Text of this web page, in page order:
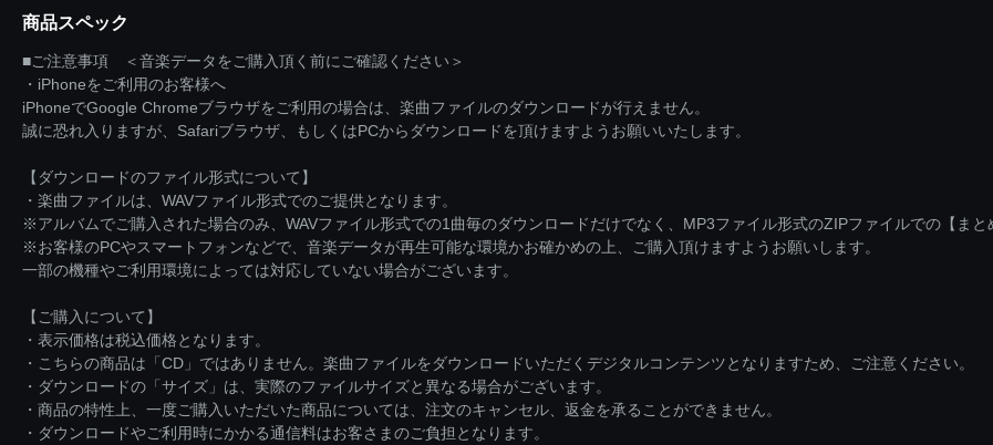
商品スペック
■ご注意事項 ＜音楽データをご購入頂く前にご確認ください＞
・iPhoneをご利用のお客様へ
iPhoneでGoogle Chromeブラウザをご利用の場合は、楽曲ファイルのダウンロードが行えません。
誠に恐れ入りますが、Safariブラウザ、もしくはPCからダウンロードを頂けますようお願いいたします。
【ダウンロードのファイル形式について】
・楽曲ファイルは、WAVファイル形式でのご提供となります。
※アルバムでご購入された場合のみ、WAVファイル形式での1曲毎のダウンロードだけでなく、MP3ファイル形式のZIPファイルでの【まと
※お客様のPCやスマートフォンなどで、音楽データが再生可能な環境かお確かめの上、ご購入頂けますようお願いします。
一部の機種やご利用環境によっては対応していない場合がございます。
【ご購入について】
・表示価格は税込価格となります。
・こちらの商品は「CD」ではありません。楽曲ファイルをダウンロードいただくデジタルコンテンツとなりますため、ご注意ください。
・ダウンロードの「サイズ」は、実際のファイルサイズと異なる場合がございます。
・商品の特性上、一度ご購入いただいた商品については、注文のキャンセル、返金を承ることができません。
・ダウンロードやご利用時にかかる通信料はお客さまのご負担となります。